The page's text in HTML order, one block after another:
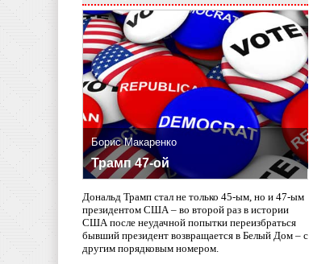
Борис Макаренко
Трамп 47-ой
Дональд Трамп стал не только 45-ым, но и 47-ым
президентом США – во второй раз в истории
США после неудачной попытки переизбраться
бывший президент возвращается в Белый Дом – с
другим порядковым номером.